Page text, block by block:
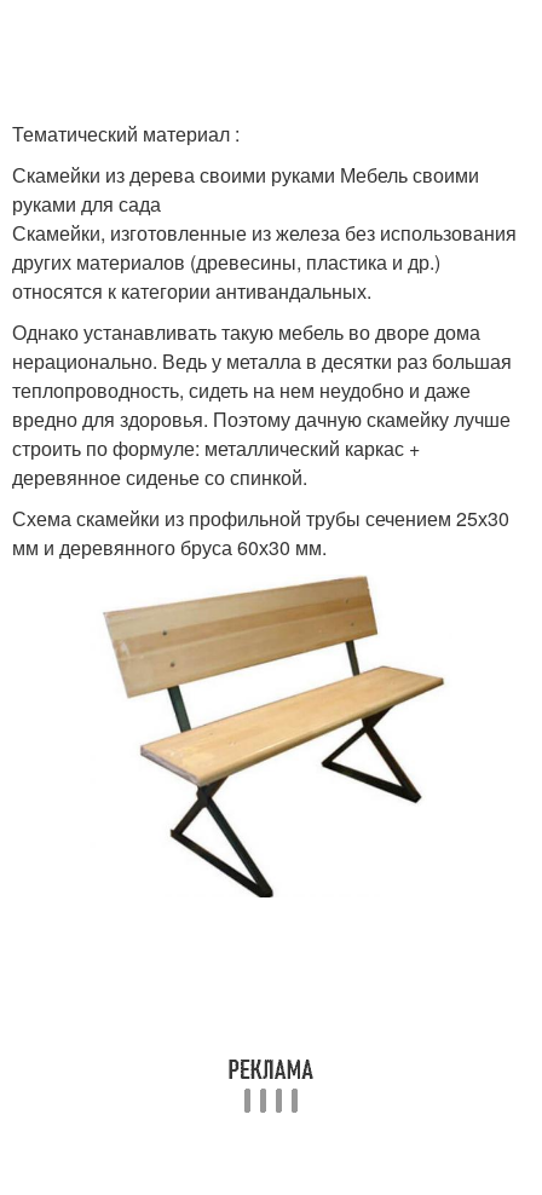
Тематический материал :
Скамейки из дерева своими руками Мебель своими
руками для сада
Скамейки, изготовленные из железа без использования
других материалов (древесины, пластика и др.)
относятся к категории антивандальных.
Однако устанавливать такую мебель во дворе дома
нерационально. Ведь у металла в десятки раз большая
теплопроводность, сидеть на нем неудобно и даже
вредно для здоровья. Поэтому дачную скамейку лучше
строить по формуле: металлический каркас +
деревянное сиденье со спинкой.
Схема скамейки из профильной трубы сечением 25х30
мм и деревянного бруса 60х30 мм.